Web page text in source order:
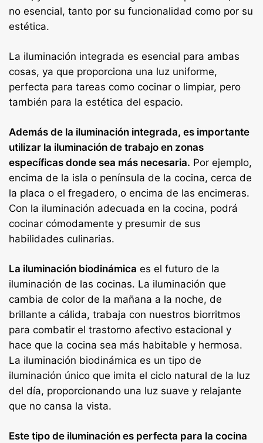
no esencial, tanto por su funcionalidad como por su
estética.
La iluminación integrada es esencial para ambas
cosas, ya que proporciona una luz uniforme,
perfecta para tareas como cocinar o limpiar, pero
también para la estética del espacio.
Además de la iluminación integrada, es importante
utilizar la iluminación de trabajo en zonas
específicas donde sea más necesaria. Por ejemplo,
encima de la isla o península de la cocina, cerca de
la placa o el fregadero, o encima de las encimeras.
Con la iluminación adecuada en la cocina, podrá
cocinar cómodamente y presumir de sus
habilidades culinarias.
La iluminación biodinámica es el futuro de la
iluminación de las cocinas. La iluminación que
cambia de color de la mañana a la noche, de
brillante a cálida, trabaja con nuestros biorritmos
para combatir el trastorno afectivo estacional y
hace que la cocina sea más habitable y hermosa.
La iluminación biodinámica es un tipo de
iluminación único que imita el ciclo natural de la luz
del día, proporcionando una luz suave y relajante
que no cansa la vista.
Este tipo de iluminación es perfecta para la cocina